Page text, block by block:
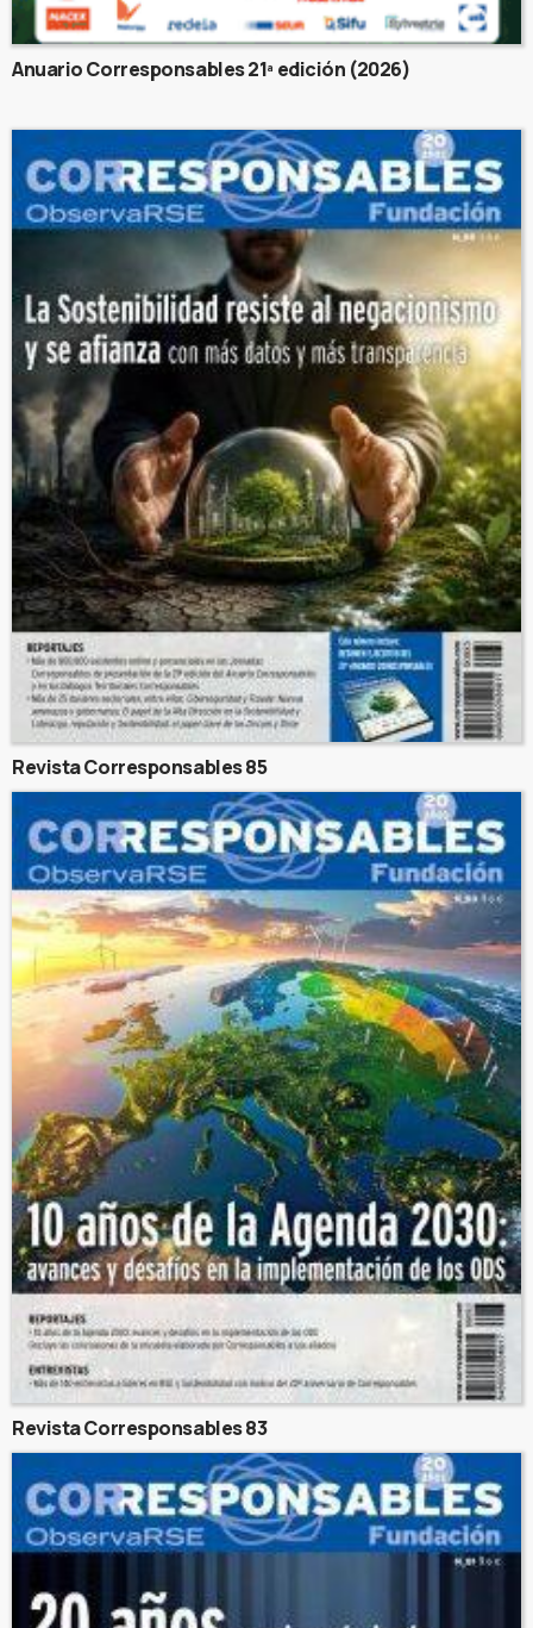
Anuario Corresponsables 21ª edición (2026)
Revista Corresponsables 85
Revista Corresponsables 83